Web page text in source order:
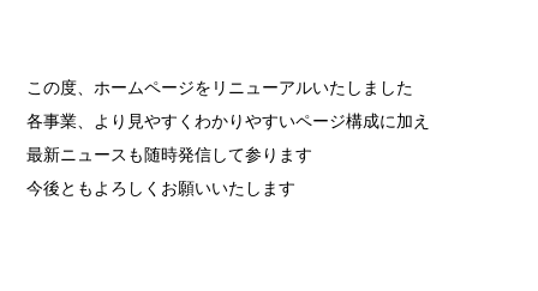
この度、ホームページをリニューアルいたしました
各事業、より見やすくわかりやすいページ構成に加え
最新ニュースも随時発信して参ります
今後ともよろしくお願いいたします